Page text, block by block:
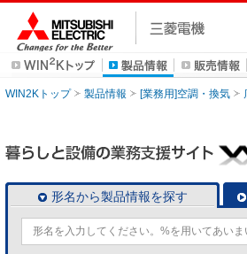
WIN2Kトップ 製品情報 [業務用]空調・換気
形名から製品情報を探す